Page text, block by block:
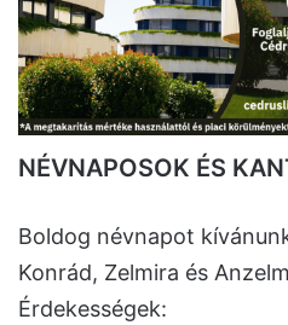
NÉVNAPOSOK ÉS
Boldog névnapot
Konrád, Zelmira és
Érdekességek: